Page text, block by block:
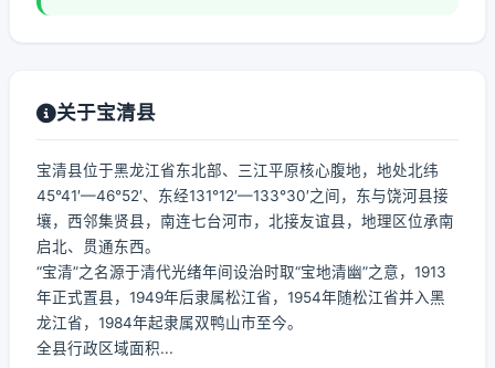
关于宝清县
宝清县位于黑龙江省东北部、三江平原核心腹地，地处北纬
45°41′—46°52′、东经131°12′—133°30′之间，东与饶河县接
壤，西邻集贤县，南连七台河市，北接友谊县，地理区位承南
启北、贯通东西。
“宝清”之名源于清代光绪年间设治时取“宝地清幽”之意，1913
年正式置县，1949年后隶属松江省，1954年随松江省并入黑
龙江省，1984年起隶属双鸭山市至今。
全县行政区域面积...